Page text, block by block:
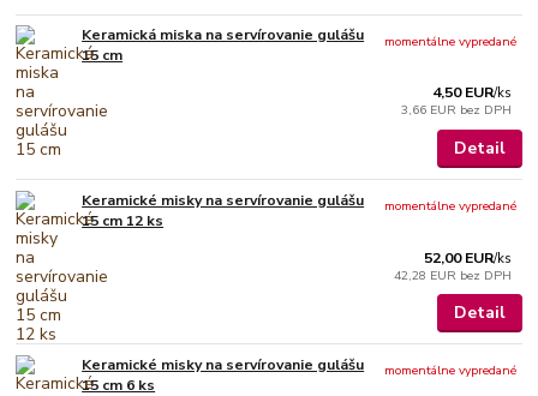
Keramická miska na servírovanie gulášu
15 cm
4,50 EUR/ks
3,66 EUR bez DPH
momentálne vypredané
Detail
Keramické misky na servírovanie gulášu
15 cm 12 ks
52,00 EUR/ks
42,28 EUR bez DPH
momentálne vypredané
Detail
Keramické misky na servírovanie gulášu
15 cm 6 ks
momentálne vypredané